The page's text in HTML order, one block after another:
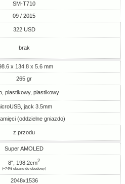
SM-T710
09 / 2015
322 USD
brak
x 134.8 x 5.6 mm
265 gr
plastikowy, plastikowy
jack 3.5mm
(oddzielne gniazdo)
z przodu
Super AMOLED
8", 198.2cm2
(~74% ekranu do obudowy)
2048x1536